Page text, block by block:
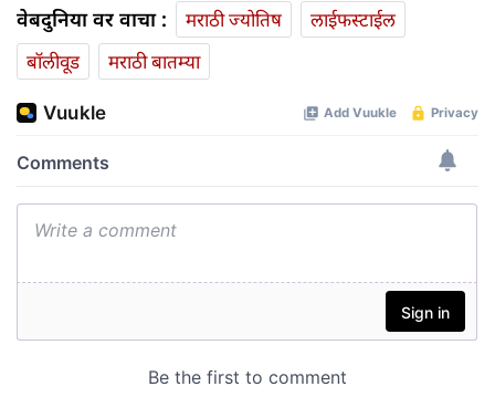
वेबदुनिया वर वाचा : मराठी ज्योतिष
लाईफस्टाईल
बॉलीवूड
मराठी बातम्या